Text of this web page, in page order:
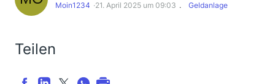
Moin1234 21. April 2025 um 09:03 Geldanlage
Teilen